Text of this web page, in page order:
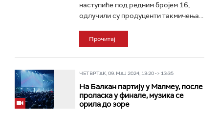
наступиће под редним бројем 16,
одлучили су продуценти такмичења...
Прочитај
ЧЕТВРТАК, 09. МАЈ 2024, 13:20 -> 13:35
На Балкан партију у Малмеу, после
проласка у финале, музика се
орила до зоре